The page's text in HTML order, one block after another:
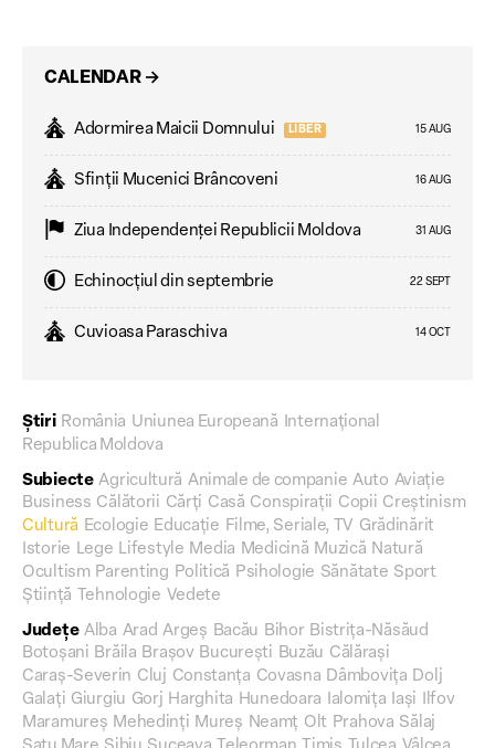
CALENDAR →
Adormirea Maicii Domnului LIBER 15 AUG
Sfinții Mucenici Brâncoveni 16 AUG
Ziua Independenţei Republicii Moldova 31 AUG
Echinocțiul din septembrie 22 SEPT
Cuvioasa Paraschiva 14 OCT
Știri România Uniunea Europeană
Internațional
Republica Moldova
Subiecte Agricultură Animale de companie Auto Aviație
Business Călătorii Cărți Casă Conspirații Copii Creștinism
Cultură Ecologie Educație Filme, Seriale, TV Grădinărit
Istorie Lege Lifestyle Media Medicină Muzică Natură
Ocultism Parenting Politică Psihologie Sănătate Sport
Știință
Tehnologie Vedete
Județe Alba Arad Argeș Bacău Bihor Bistrița-Năsăud
Botoșani Brăila Brașov București Buzău Călărași
Caraș-Severin Cluj Constanța Covasna Dâmbovița Dolj
Galați Giurgiu Gorj Harghita Hunedoara Ialomița Iași Ilfov
Maramureș Mehedinți Mureș Neamț Olt Prahova Sălaj